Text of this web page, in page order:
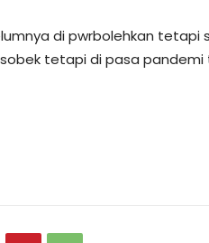
di pwrbolehkan tetapi
tetapi di pasa